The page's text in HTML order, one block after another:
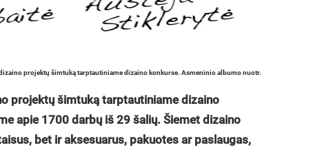
projektų šimtuką tarptautiniame dizaino konkurse. Asmeninio albumo nuotr.
projektų šimtuką tarptautiniame dizaino
apie 1700 darbų iš 29 šalių. Šiemet dizaino
bet ir aksesuarus, pakuotes ar paslaugas,